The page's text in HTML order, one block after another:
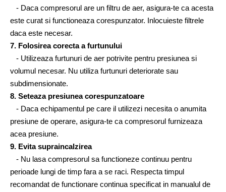
- Daca compresorul are un filtru de aer, asigura-te ca acesta
este curat si functioneaza corespunzator. Inlocuieste filtrele
daca este necesar.
7. Folosirea corecta a furtunului
- Utilizeaza furtunuri de aer potrivite pentru presiunea si
volumul necesar. Nu utiliza furtunuri deteriorate sau
subdimensionate.
8. Seteaza presiunea corespunzatoare
- Daca echipamentul pe care il utilizezi necesita o anumita
presiune de operare, asigura-te ca compresorul furnizeaza
acea presiune.
9. Evita supraincalzirea
- Nu lasa compresorul sa functioneze continuu pentru
perioade lungi de timp fara a se raci. Respecta timpul
recomandat de functionare continua specificat in manualul de